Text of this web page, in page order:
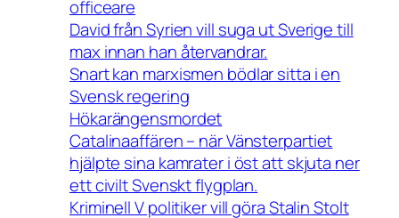
officeare
David från Syrien vill suga ut Sverige till
max innan han återvandrar.
Snart kan marxismen bödlar sitta i en
Svensk regering
Hökarängensmordet
Catalinaaffären – när Vänsterpartiet
hjälpte sina kamrater i öst att skjuta ner
ett civilt Svenskt flygplan.
Kriminell V politiker vill göra Stalin Stolt